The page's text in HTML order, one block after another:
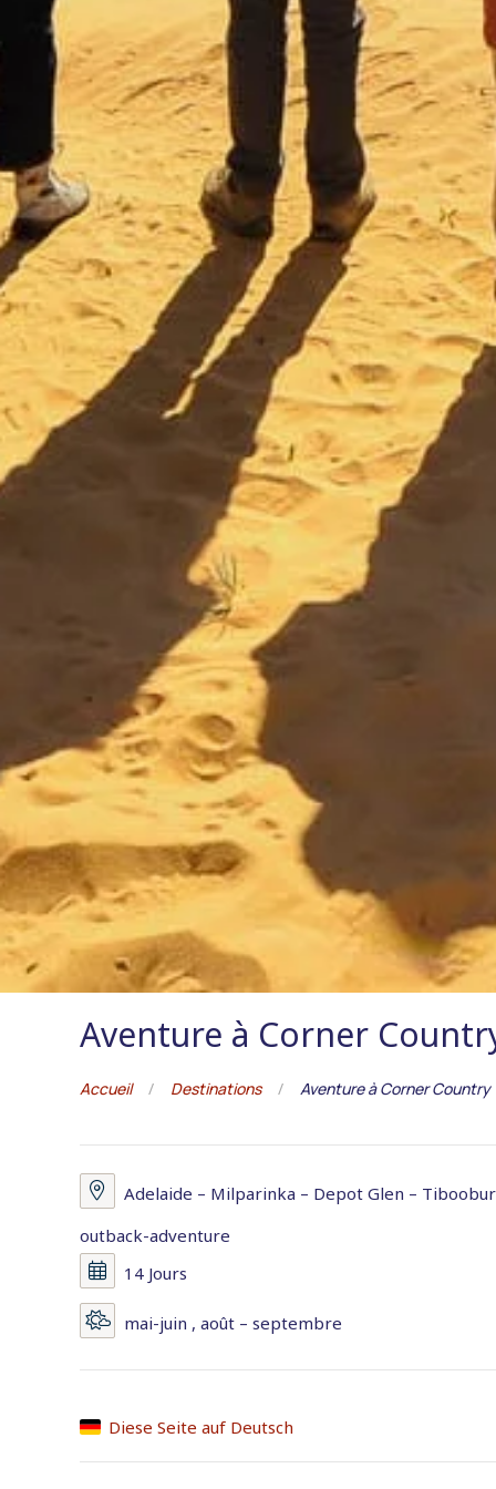
Aventure à Corner
Accueil Destinations Aventure à Corner Country
Adelaide – Milparinka – Depot Glen –
outback-adventure
14 Jours
mai-juin , août – septembre
Diese Seite auf Deutsch